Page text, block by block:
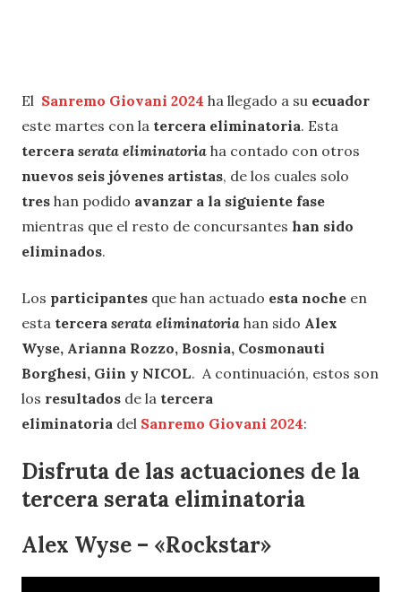
El Sanremo Giovani 2024 ha llegado a su ecuador
este martes con la tercera eliminatoria. Esta
tercera serata eliminatoria ha contado con otros
nuevos seis jóvenes artistas, de los cuales solo
tres han podido avanzar a la siguiente fase
mientras que el resto de concursantes han sido
eliminados.
Los participantes que han actuado esta noche en
esta tercera serata eliminatoria han sido Alex
Wyse, Arianna Rozzo, Bosnia, Cosmonauti
Borghesi, Giin y NICOL. A continuación, estos son
los resultados de la tercera
eliminatoria del Sanremo Giovani 2024:
Disfruta de las actuaciones de la
tercera serata eliminatoria
Alex Wyse – «Rockstar»